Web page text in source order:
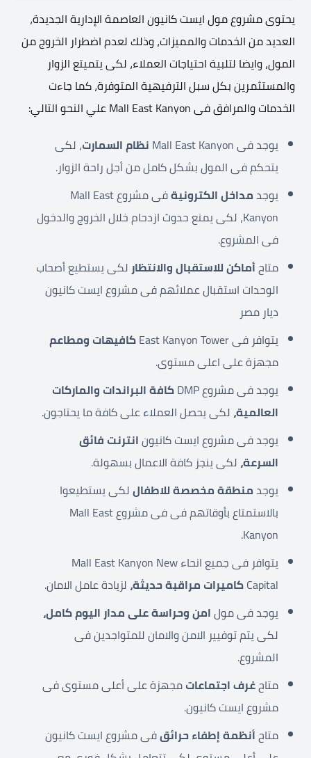
يحتوى مشروع مول ايست كانيون العاصمة الإدارية الجديدة،
العديد من الخدمات والمميزات، وذلك لعدم اضطرار الخروج من
المول، وايضا لتلبية احتياجات العملاء، لكى يتميتع الزوار
والمستثمرين بكل سبل الترفيهية المتوفرة، كما جاءت
الخدمات والمرافق فى Mall East Kanyon علي النحو التالي:
يوجد فى Mall East Kanyon
نظام السمارت، لكى
يتحكم فى المول بشكل كامل من أجل راحة الزوار.
يوجدمداخل الكترونية
فى مشروع Mall East
Kanyon، لكى يمنع حدوث ازدحام خلال الخروج والدخول
فى المشروع.
متاحأماكن للاستقبال والانتظارلكى يستطيع أصحاب
الوحدات استقبال عملائهم فى مشروع ايست كانيون
ديار مصر
يتوافر فى East Kanyon Tower
كافيهات ومطاعم
مجهزة على اعلى مستوى.
يوجد فى مشروع DMP
كافة البراندات والماركات
العالمية، لكى يحصل العملاء على كافة ما يحتاجون.
يوجد فى مشروع ايست كانيونانترنت فائق
السرعة، لكى ينجز كافة الاعمال بسهولة.
يوجدمنطقة مخصصة للاطفاللكى يستطيعوا
بالاستمتاع بأوقاتهم فى فى مشروع Mall East
Kanyon.
يتوافر فى جميع انحاء Mall East Kanyon New
Capitalكاميرات مراقبة حديثة، لزيادة عامل الامان.
يوجد فى مولامن وحراسة على مدار اليوم كامل،
لكى يتم توفيير الامن والامان للمتواجدين فى
المشروع.
متاحغرف اجتماعاتمجهزة على أعلى مستوى فى
مشروع ايست كانيون.
متاحأنظمة إطفاء حرائقفى مشروع ايست كانيون